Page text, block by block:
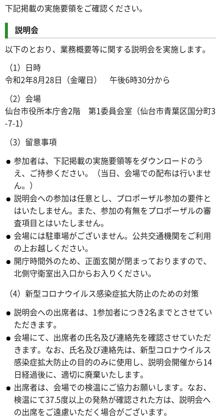
下記掲載の実施要領をご確認ください。
説明会
以下のとおり、業務概要等に関する説明会を実施します。
（1）日時
令和2年8月28日（金曜日） 午後6時30分から
（2）会場
仙台市役所本庁舎2階 第1委員会室（仙台市青葉区国分町3
-7-1）
（3）留意事項
参加者は、下記掲載の実施要領等をダウンロードのう
え、ご持参ください。（当日、会場での配布は行いませ
ん。）
説明会への参加は任意とし、プロポーザル参加の要件と
はいたしません。また、参加の有無をプロポーザルの審
査項目とはいたしません。
会場には駐車場がございません。公共交通機関をご利用
の上お越しください。
開庁時間外のため、正面玄関が閉まっておりますので、
北側守衛室出入口からお入りください。
（4）新型コロナウイルス感染症拡大防止のための対策
説明会への出席者は、1参加者につき2名までとさせてい
ただきます。
会場にて、出席者の氏名及び連絡先を確認させていただ
きます。なお、氏名及び連絡先は、新型コロナウイルス
感染症拡大防止の目的のみに使用し、説明会開催から14
日経過後に、適切に廃棄いたします。
出席者は、会場での検温にご協力お願いします。なお、
検温にて37.5度以上の発熱が確認された方は、説明会へ
の出席をご遠慮いただく場合がございます。